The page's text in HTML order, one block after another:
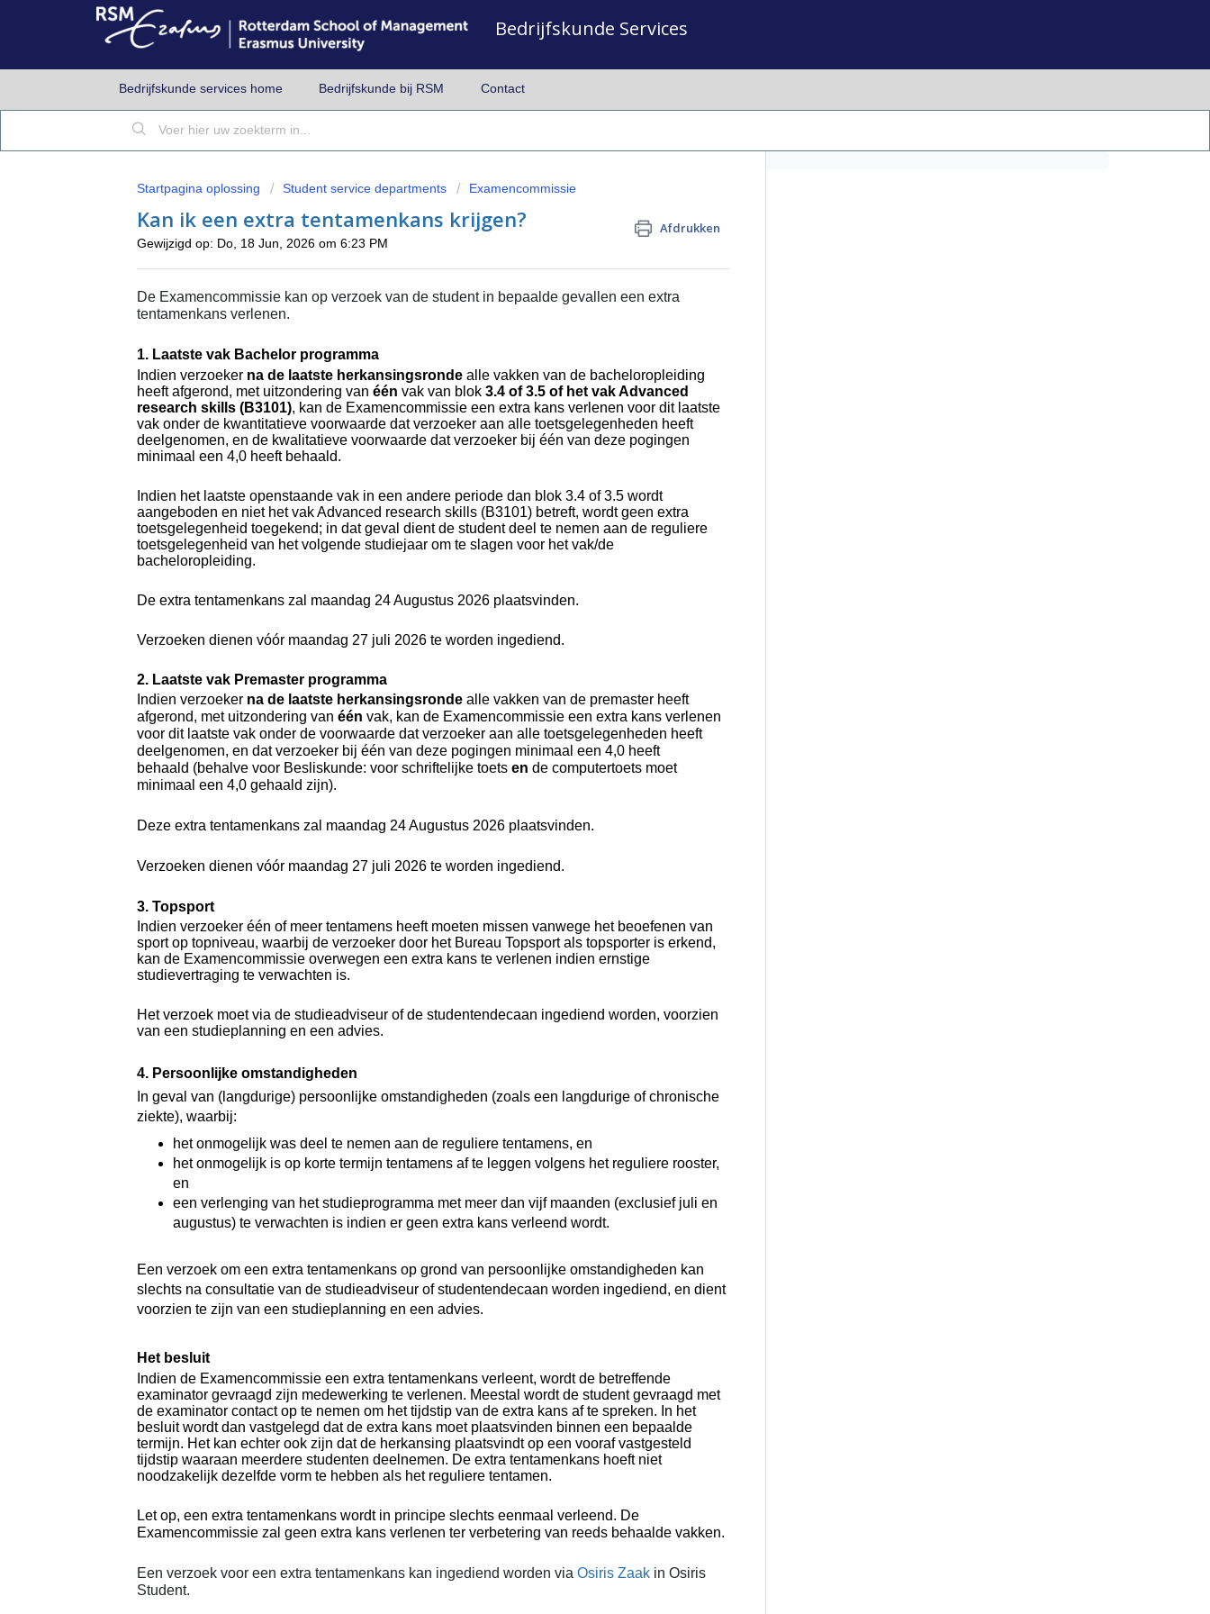
Bedrijfskunde Services
Bedrijfskunde services home Bedrijfskunde bij RSM Contact
Startpagina oplossing Student service departments Examencommissie
Kan ik een extra tentamenkans krijgen? Afdrukken
Gewijzigd op: Do, 18 Jun, 2026 om 6:23 PM
De Examencommissie kan op verzoek van de student in bepaalde gevallen een extra
tentamenkans verlenen.
1. Laatste vak Bachelor programma
Indien verzoeker na de laatste herkansingsronde alle vakken van de bacheloropleiding
heeft afgerond, met uitzondering van één vak van blok 3.4 of 3.5 of het vak Advanced
research skills (B3101), kan de Examencommissie een extra kans verlenen voor dit laatste
vak onder de kwantitatieve voorwaarde dat verzoeker aan alle toetsgelegenheden heeft
deelgenomen, en de kwalitatieve voorwaarde dat verzoeker bij één van deze pogingen
minimaal een 4,0 heeft behaald.
Indien het laatste openstaande vak in een andere periode dan blok 3.4 of 3.5 wordt
aangeboden en niet het vak Advanced research skills (B3101) betreft, wordt geen extra
toetsgelegenheid toegekend; in dat geval dient de student deel te nemen aan de reguliere
toetsgelegenheid van het volgende studiejaar om te slagen voor het vak/de
bacheloropleiding.
De extra tentamenkans zal maandag 24 Augustus 2026 plaatsvinden.
Verzoeken dienen vóór maandag 27 juli 2026 te worden ingediend.
2. Laatste vak Premaster programma
Indien verzoeker na de laatste herkansingsronde alle vakken van de premaster heeft
afgerond, met uitzondering van één vak, kan de Examencommissie een extra kans verlenen
voor dit laatste vak onder de voorwaarde dat verzoeker aan alle toetsgelegenheden heeft
deelgenomen, en dat verzoeker bij één van deze pogingen minimaal een 4,0 heeft
behaald (behalve voor Besliskunde: voor schriftelijke toets en de computertoets moet
minimaal een 4,0 gehaald zijn).
Deze extra tentamenkans zal maandag 24 Augustus 2026 plaatsvinden.
Verzoeken dienen vóór maandag 27 juli 2026 te worden ingediend.
3. Topsport
Indien verzoeker één of meer tentamens heeft moeten missen vanwege het beoefenen van
sport op topniveau, waarbij de verzoeker door het Bureau Topsport als topsporter is erkend,
kan de Examencommissie overwegen een extra kans te verlenen indien ernstige
studievertraging te verwachten is.
Het verzoek moet via de studieadviseur of de studentendecaan ingediend worden, voorzien
van een studieplanning en een advies.
4. Persoonlijke omstandigheden
In geval van (langdurige) persoonlijke omstandigheden (zoals een langdurige of chronische
ziekte), waarbij:
het onmogelijk was deel te nemen aan de reguliere tentamens, en
het onmogelijk is op korte termijn tentamens af te leggen volgens het reguliere rooster,
en
een verlenging van het studieprogramma met meer dan vijf maanden (exclusief juli en
augustus) te verwachten is indien er geen extra kans verleend wordt.
Een verzoek om een extra tentamenkans op grond van persoonlijke omstandigheden kan
slechts na consultatie van de studieadviseur of studentendecaan worden ingediend, en dient
voorzien te zijn van een studieplanning en een advies.
Het besluit
Indien de Examencommissie een extra tentamenkans verleent, wordt de betreffende
examinator gevraagd zijn medewerking te verlenen. Meestal wordt de student gevraagd met
de examinator contact op te nemen om het tijdstip van de extra kans af te spreken. In het
besluit wordt dan vastgelegd dat de extra kans moet plaatsvinden binnen een bepaalde
termijn. Het kan echter ook zijn dat de herkansing plaatsvindt op een vooraf vastgesteld
tijdstip waaraan meerdere studenten deelnemen. De extra tentamenkans hoeft niet
noodzakelijk dezelfde vorm te hebben als het reguliere tentamen.
Let op, een extra tentamenkans wordt in principe slechts eenmaal verleend. De
Examencommissie zal geen extra kans verlenen ter verbetering van reeds behaalde vakken.
Een verzoek voor een extra tentamenkans kan ingediend worden via Osiris Zaak in Osiris
Student.